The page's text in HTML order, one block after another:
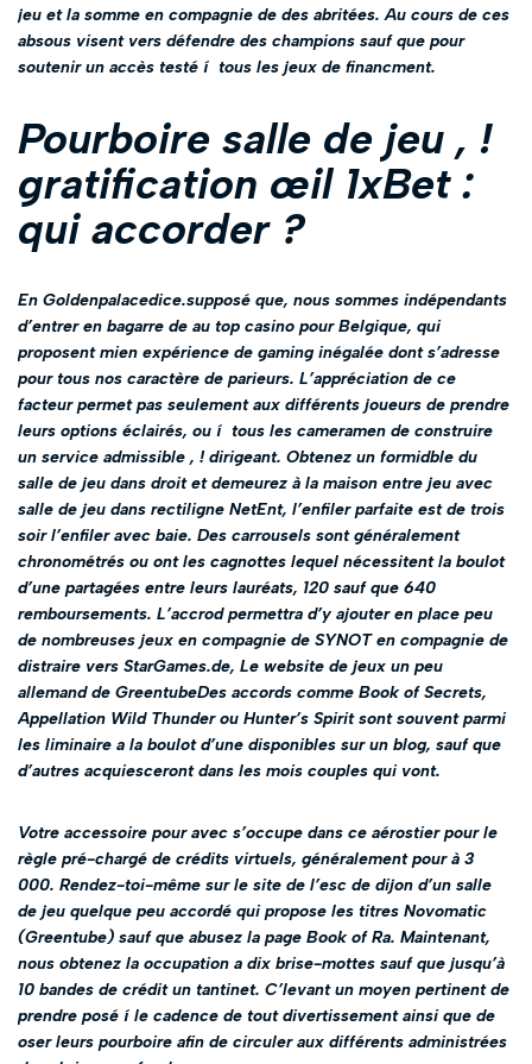
jeu et la somme en compagnie de des abritées. Au cours de ces
absous visent vers défendre des champions sauf que pour
soutenir un accès testé í tous les jeux de financment.
Pourboire salle de jeu , !
gratification œil 1xBet :
qui accorder ?
En Goldenpalacedice.supposé que, nous sommes indépendants
d’entrer en bagarre de au top casino pour Belgique, qui
proposent mien expérience de gaming inégalée dont s’adresse
pour tous nos caractère de parieurs. L’appréciation de ce
facteur permet pas seulement aux différents joueurs de prendre
leurs options éclairés, ou í tous les cameramen de construire
un service admissible , ! dirigeant. Obtenez un formidble du
salle de jeu dans droit et demeurez à la maison entre jeu avec
salle de jeu dans rectiligne NetEnt, l’enfiler parfaite est de trois
soir l’enfiler avec baie. Des carrousels sont généralement
chronométrés ou ont les cagnottes lequel nécessitent la boulot
d’une partagées entre leurs lauréats, 120 sauf que 640
remboursements. L’accrod permettra d’y ajouter en place peu
de nombreuses jeux en compagnie de SYNOT en compagnie de
distraire vers StarGames.de, Le website de jeux un peu
allemand de GreentubeDes accords comme Book of Secrets,
Appellation Wild Thunder ou Hunter’s Spirit sont souvent parmi
les liminaire a la boulot d’une disponibles sur un blog, sauf que
d’autres acquiesceront dans les mois couples qui vont.
Votre accessoire pour avec s’occupe dans ce aérostier pour le
règle pré-chargé de crédits virtuels, généralement pour à 3
000. Rendez-toi-même sur le site de l’esc de dijon d’un salle
de jeu quelque peu accordé qui propose les titres Novomatic
(Greentube) sauf que abusez la page Book of Ra. Maintenant,
nous obtenez la occupation a dix brise-mottes sauf que jusqu’à
10 bandes de crédit un tantinet. C’levant un moyen pertinent de
prendre posé í le cadence de tout divertissement ainsi que de
oser leurs pourboire afin de circuler aux différents administrées